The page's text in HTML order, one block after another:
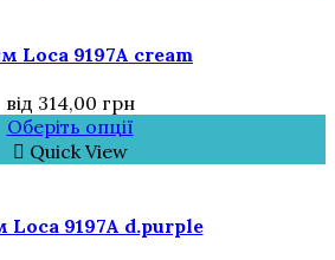
Loca 9197A cream
від 314,00 грн
Оберіть опції
Quick View
9197A d.purple